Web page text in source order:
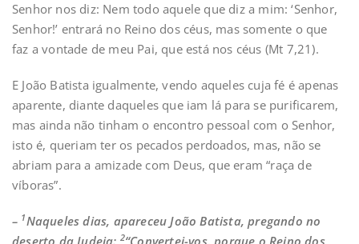
Senhor nos diz: Nem todo aquele que diz a mim: ‘Senhor,
Senhor!’ entrará no Reino dos céus, mas somente o que
faz a vontade de meu Pai, que está nos céus (Mt 7,21).
E João Batista igualmente, vendo aqueles cuja fé é apenas
aparente, diante daqueles que iam lá para se purificarem,
mas ainda não tinham o encontro pessoal com o Senhor,
isto é, queriam ter os pecados perdoados, mas, não se
abriam para a amizade com Deus, que eram “raça de
víboras”.
– 1Naqueles dias, apareceu João Batista, pregando no
2